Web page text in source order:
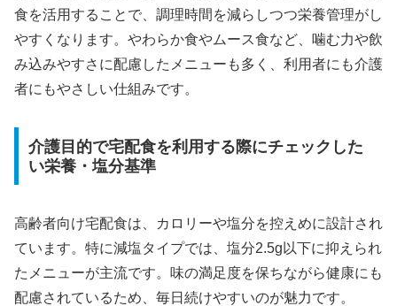
食を活用することで、調理時間を減らしつつ栄養管理がし
やすくなります。やわらか食やムース食など、噛む力や飲
み込みやすさに配慮したメニューも多く、利用者にも介護
者にもやさしい仕組みです。
介護目的で宅配食を利用する際にチェックした
い栄養・塩分基準
高齢者向け宅配食は、カロリーや塩分を控えめに設計され
ています。特に減塩タイプでは、塩分2.5g以下に抑えられ
たメニューが主流です。味の満足度を保ちながら健康にも
配慮されているため、毎日続けやすいのが魅力です。